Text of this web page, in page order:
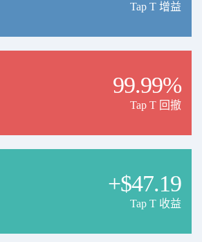
Tap T 增益
99.99%
Tap T 回撤
+$47.19
Tap T 收益